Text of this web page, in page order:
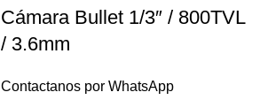
Cámara Bullet 1/3″ / 800TVL
/ 3.6mm
Contactanos por WhatsApp